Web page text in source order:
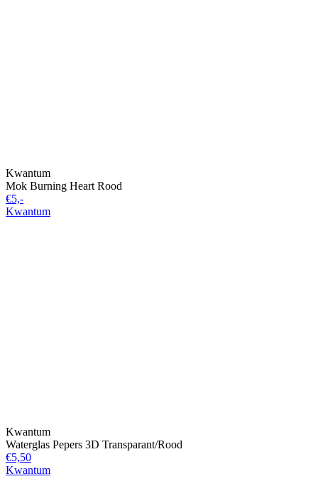
Kwantum
Mok Burning Heart Rood
€5,-
Kwantum
Kwantum
Waterglas Pepers 3D Transparant/Rood
€5,50
Kwantum